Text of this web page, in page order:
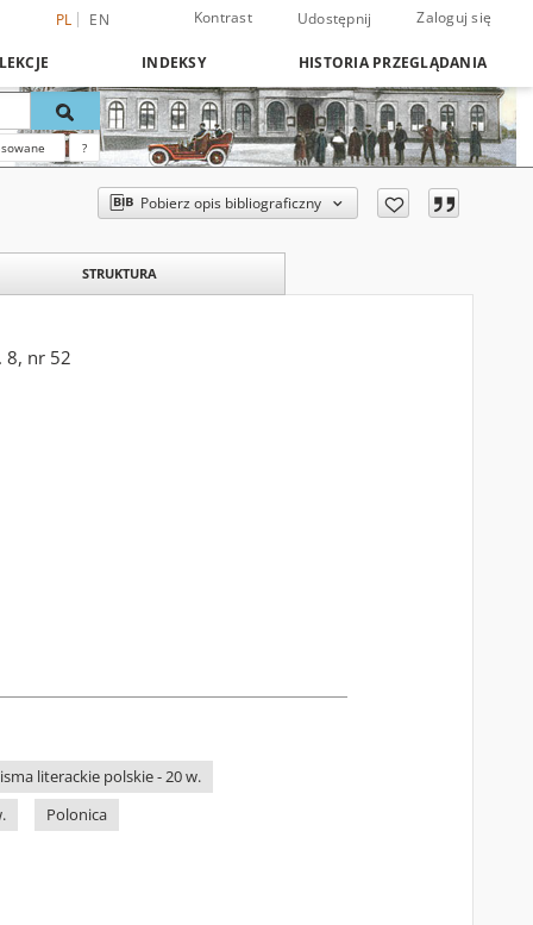
PL EN Kontrast Udostępnij Zaloguj się
INDEKSY HISTORIA PRZEGLĄDANIA
?
Pobierz opis bibliograficzny
STRUKTURA
8, nr 52
literackie polskie - 20 w.
Polonica